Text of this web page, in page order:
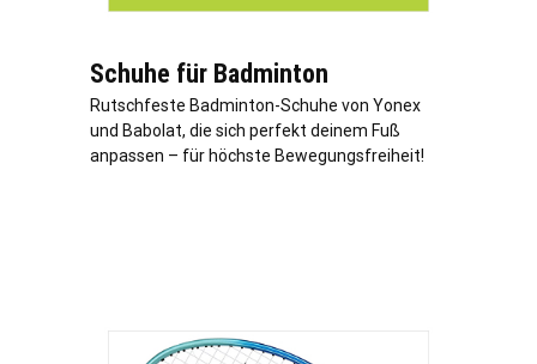
Schuhe für Badminton
Rutschfeste Badminton-Schuhe von Yonex
und Babolat, die sich perfekt deinem Fuß
anpassen – für höchste Bewegungsfreiheit!